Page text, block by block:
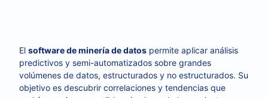
El software de minería de datos permite aplicar análisis
predictivos y semi-automatizados sobre grandes
volúmenes de datos, estructurados y no estructurados. Su
objetivo es descubrir correlaciones y tendencias que